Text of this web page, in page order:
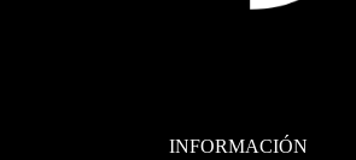
INFORMACIÓN